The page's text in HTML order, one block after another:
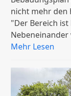
nicht mehr den
"Der Bereich
Mehr Lesen